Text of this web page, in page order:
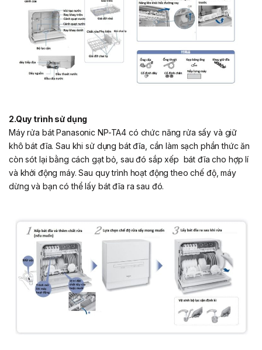
2.Quy trình sử dụng
Máy rửa bát Panasonic NP-TA4 có chức năng rửa sấy và giữ
khô bát đĩa. Sau khi sử dụng bát đĩa, cần làm sạch phần thức ăn
còn sót lại bằng cách gạt bỏ, sau đó sắp xếp bát đĩa cho hợp lí
và khởi động máy. Sau quy trình hoạt động theo chế độ, máy
dừng và bạn có thể lấy bát đĩa ra sau đó.